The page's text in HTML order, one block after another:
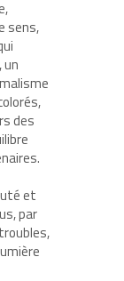
sens,
des
et
par